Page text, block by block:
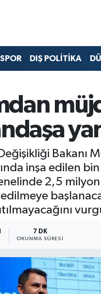
SPOR DIŞ POLİTİKA
Bakanı
inşa edilen
2,5
7 DK
OKUNMA SÜRESI